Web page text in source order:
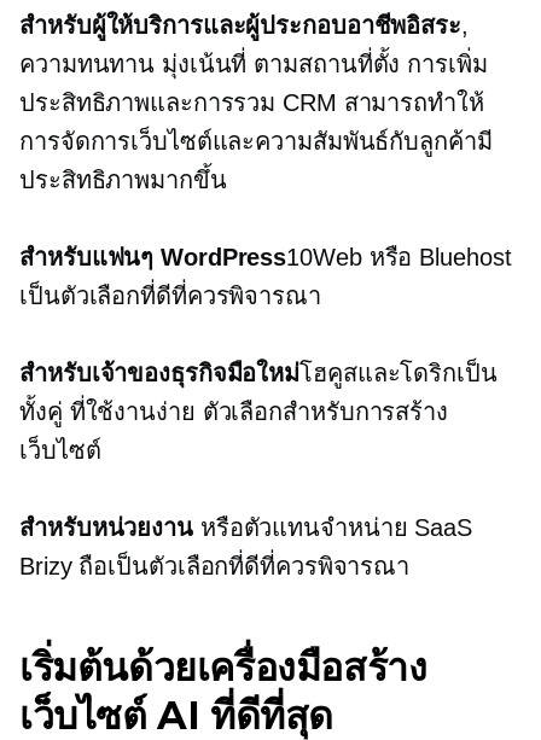
สำหรับผู้ให้บริการและผู้ประกอบอาชีพอิสระ,
ความทนทาน มุ่งเน้นที่ ตามสถานที่ตั้ง การเพิ่ม
ประสิทธิภาพและการรวม CRM สามารถทำให้
การจัดการเว็บไซต์และความสัมพันธ์กับลูกค้ามี
ประสิทธิภาพมากขึ้น
สำหรับแฟนๆ WordPress10Web หรือ Bluehost
เป็นตัวเลือกที่ดีที่ควรพิจารณา
สำหรับเจ้าของธุรกิจมือใหม่โฮคูสและโดริกเป็น
ทั้งคู่ ที่ใช้งานง่าย ตัวเลือกสำหรับการสร้าง
เว็บไซต์
สำหรับหน่วยงานหรือตัวแทนจำหน่าย SaaS
Brizy ถือเป็นตัวเลือกที่ดีที่ควรพิจารณา
เริ่มต้นด้วยเครื่องมือสร้าง
เว็บไซต์ AI ที่ดีที่สุด